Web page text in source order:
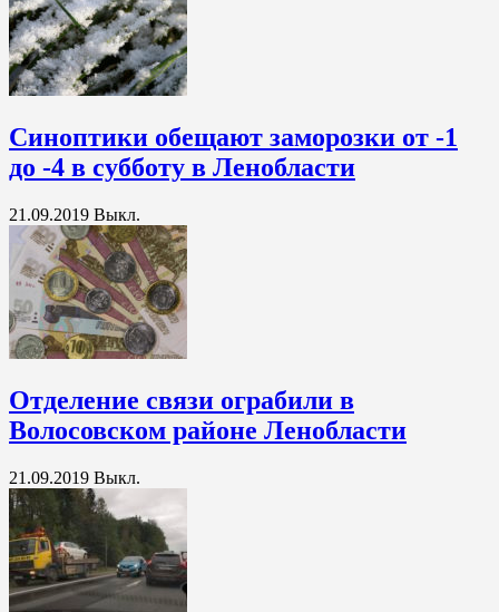
Синоптики обещают заморозки от -1
до -4 в субботу в Ленобласти
21.09.2019 Выкл.
Отделение связи ограбили в
Волосовском районе Ленобласти
21.09.2019 Выкл.